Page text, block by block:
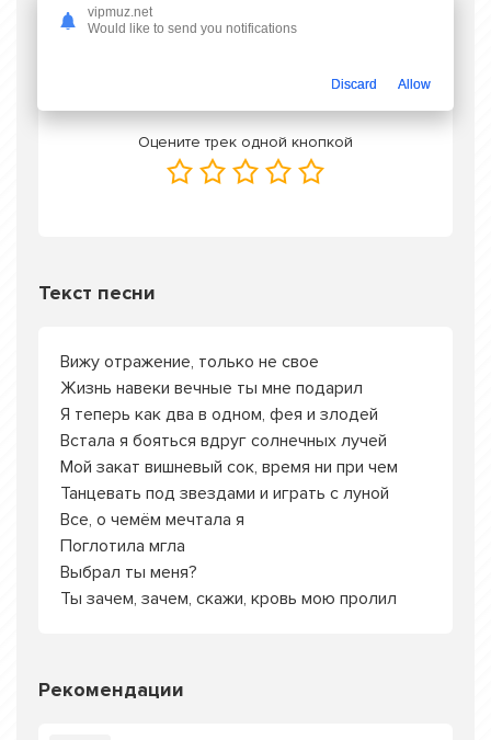
Оцените трек одной кнопкой
Текст песни
Вижу отражение, только не свое
Жизнь навеки вечные ты мне подарил
Я теперь как два в одном, фея и злодей
Встала я бояться вдруг солнечных лучей
Мой закат вишневый сок, время ни при чем
Танцевать под звездами и играть с луной
Все, о чемём мечтала я
Поглотила мгла
Выбрал ты меня?
Ты зачем, зачем, скажи, кровь мою пролил
Рекомендации
vipmuz.net
Would like to send you notifications
Discard Allow